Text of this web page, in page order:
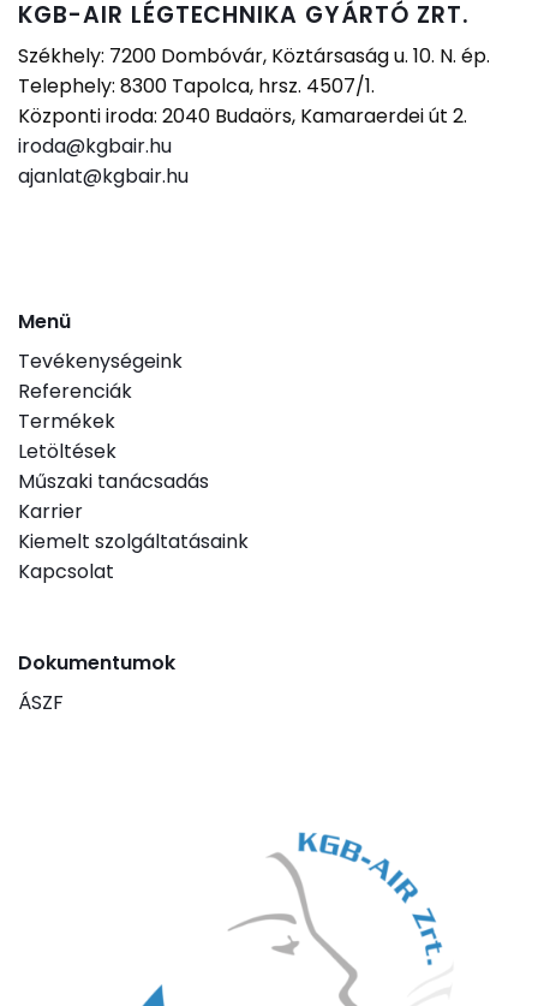
KGB-AIR LÉGTECHNIKA GYÁRTÓ ZRT.
Székhely: 7200 Dombóvár, Köztársaság u. 10. N. ép.
Telephely: 8300 Tapolca, hrsz. 4507/1.
Központi iroda: 2040 Budaörs, Kamaraerdei út 2.
iroda@kgbair.hu
ajanlat@kgbair.hu
Menü
Tevékenységeink
Referenciák
Termékek
Letöltések
Műszaki tanácsadás
Karrier
Kiemelt szolgáltatásaink
Kapcsolat
Dokumentumok
ÁSZF